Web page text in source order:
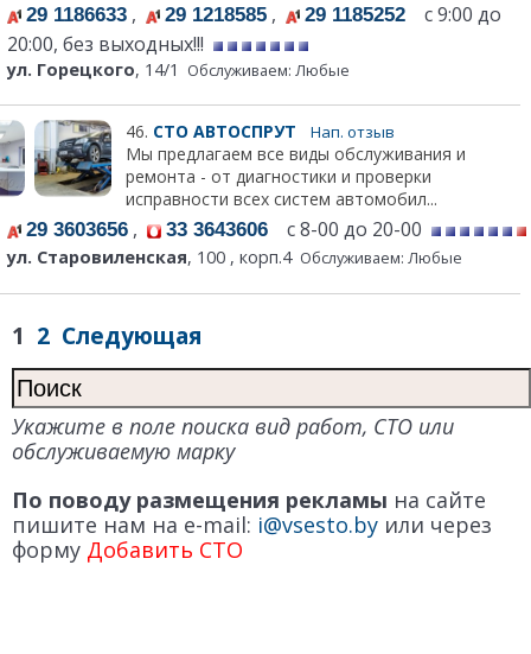
29 1186633 , 29 1218585 , 29 1185252 с 9:00 до
20:00, без выходных!!!
ул. Горецкого, 14/1 Обслуживаем: Любые
46. СТО АВТОСПРУТ Нап. отзыв
Мы предлагаем все виды обслуживания и
ремонта - от диагностики и проверки
исправности всех систем автомобил...
29 3603656 , 33 3643606 с 8-00 до 20-00
ул. Старовиленская, 100 , корп.4 Обслуживаем: Любые
1 2 Следующая
Укажите в поле поиска вид работ, СТО или
обслуживаемую марку
По поводу размещения рекламы на сайте
пишите нам на e-mail: i@vsesto.by или через
форму Добавить СТО